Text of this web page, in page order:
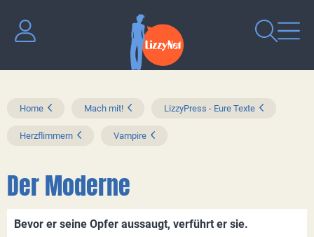
Home Mach mit! LizzyPress - Eure Texte
Herzflimmern Vampire
Der Moderne
Bevor er seine Opfer aussaugt, verführt er sie.